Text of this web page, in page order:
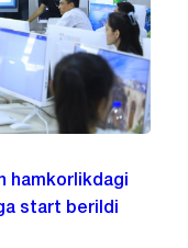
hamkorlikdagi
start berildi